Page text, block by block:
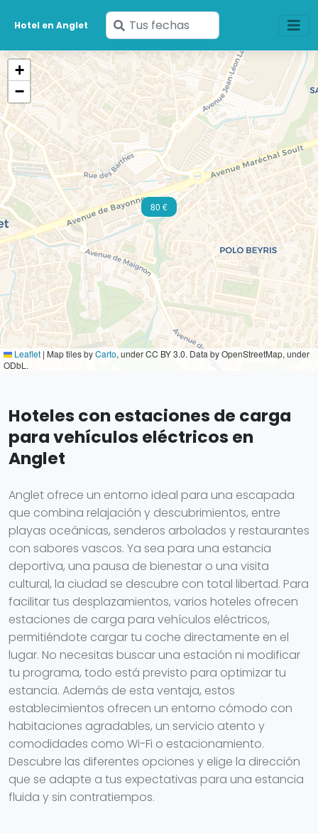
Hotel en Anglet
Ingresa
tus
fechas
80 €
+
−
Leaflet | Map tiles byCarto, under CC BY 3.0. Data by OpenStreetMap, under
ODbL.
Hoteles con estaciones de carga
para vehículos eléctricos en
Anglet
Anglet ofrece un entorno ideal para una escapada
que combina relajación y descubrimientos, entre
playas oceánicas, senderos arbolados y restaurantes
con sabores vascos. Ya sea para una estancia
deportiva, una pausa de bienestar o una visita
cultural, la ciudad se descubre con total libertad. Para
facilitar tus desplazamientos, varios hoteles ofrecen
estaciones de carga para vehículos eléctricos,
permitiéndote cargar tu coche directamente en el
lugar. No necesitas buscar una estación ni modificar
tu programa, todo está previsto para optimizar tu
estancia. Además de esta ventaja, estos
establecimientos ofrecen un entorno cómodo con
habitaciones agradables, un servicio atento y
comodidades como Wi-Fi o estacionamiento.
Descubre las diferentes opciones y elige la dirección
que se adapte a tus expectativas para una estancia
fluida y sin contratiempos.